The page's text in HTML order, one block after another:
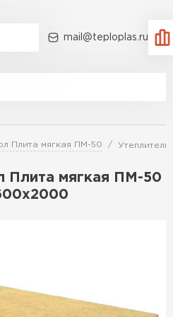
mail@teploplas.ru
Плита мягкая ПМ-50
Плита мягкая ПМ-50
Ветонит